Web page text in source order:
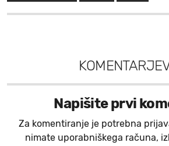
Napišite prvi
Za komentiranje je potrebna
nimate uporabniškega računa,